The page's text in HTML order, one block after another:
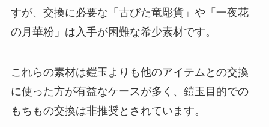
すが、交換に必要な「古びた竜彫貨」や「一夜花
の月華粉」は入手が困難な希少素材です。
これらの素材は鎧玉よりも他のアイテムとの交換
に使った方が有益なケースが多く、鎧玉目的での
もちもの交換は非推奨とされています。